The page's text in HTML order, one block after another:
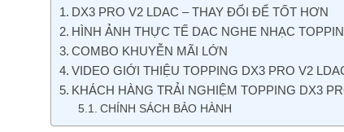
DX3 PRO V2 LDAC – THAY ĐỔI ĐỂ TỐT HƠN
HÌNH ẢNH THỰC TẾ DAC NGHE NHẠC
COMBO KHUYỄN MÃI LỚN
VIDEO GIỚI THIỆU TOPPING DX3 PRO V2
KHÁCH HÀNG TRẢI NGHIỆM TOPPING DX3
CHÍNH SÁCH BẢO HÀNH